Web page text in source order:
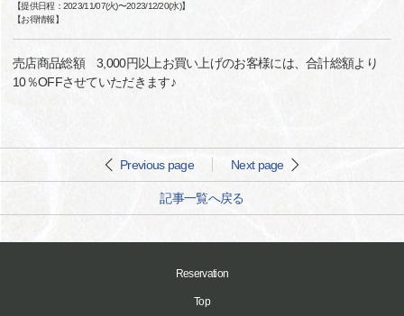
【提供日程： 2023/11/07(火)〜2023/12/20(水)】
【お得情報】
売店商品総額 3,000円以上お買い上げのお客様には、合計総額より
10％OFFさせていただきます♪
Previous page Next page
記事一覧へ戻る
Reservation
Top